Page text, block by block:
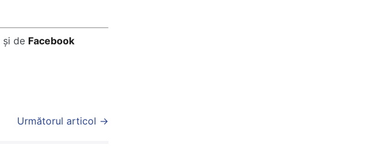
și de Facebook
Următorul articol →